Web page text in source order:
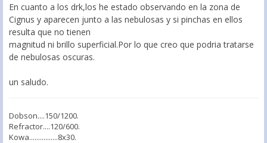
En cuanto a los drk,los he estado observando en la zona de
Cignus y aparecen junto a las nebulosas y si pinchas en ellos
resulta que no tienen
magnitud ni brillo superficial.Por lo que creo que podria tratarse
de nebulosas oscuras.
un saludo.
Dobson....150/1200.
Refractor....120/600.
Kowa................8x30.